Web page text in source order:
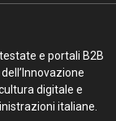
e portali B2B
digitale e
italiane.